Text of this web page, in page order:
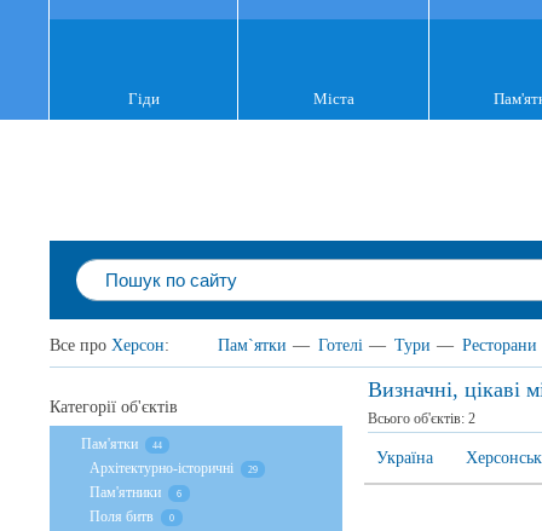
Гіди Міста
Все про Херсон: Пам`ятки — Готелі — Тури — Ресторани
Визначні, цікаві
Всього об'єктів: 2
Україна
Категорії об'єктів
Пам'ятки 44
Архітектурно-історичні 29
Пам'ятники 6
Поля битв 0